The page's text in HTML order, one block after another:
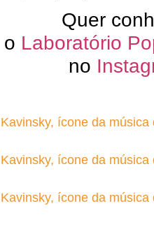
Quer
o Laboratório
no
Kavinsky, ícone da
Kavinsky, ícone da
Kavinsky, ícone da